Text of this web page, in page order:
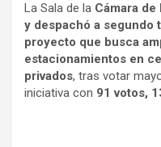
La Sala de la Cámara
y despachó a segundo
proyecto que busca
estacionamientos en
privados, tras votar
iniciativa con 91 votos,